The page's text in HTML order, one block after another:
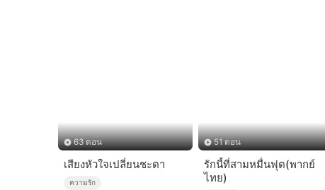
63 ตอน
เสียงหัวใจเปลี่ยนชะตา
ความรัก
51 ตอน
รักนี้ที่สามหมื่นฟุต(พากย์
ไทย)